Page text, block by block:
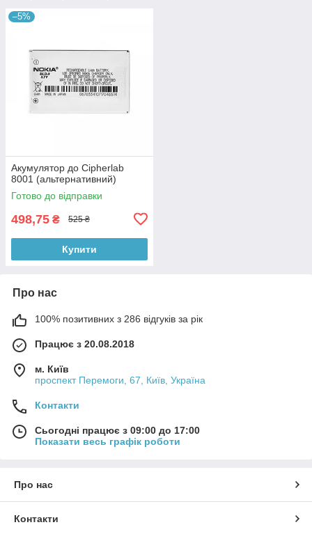
–5%
Акумулятор до Cipherlab
8001 (альтернативний)
Готово до відправки
498,75 ₴ 525 ₴
Купити
Про нас
100% позитивних з 286 відгуків за рік
Працює з 20.08.2018
м. Київ
проспект Перемоги, 67, Київ, Україна
Контакти
Сьогодні працює з 09:00 до 17:00
Показати весь графік роботи
Про нас
Контакти